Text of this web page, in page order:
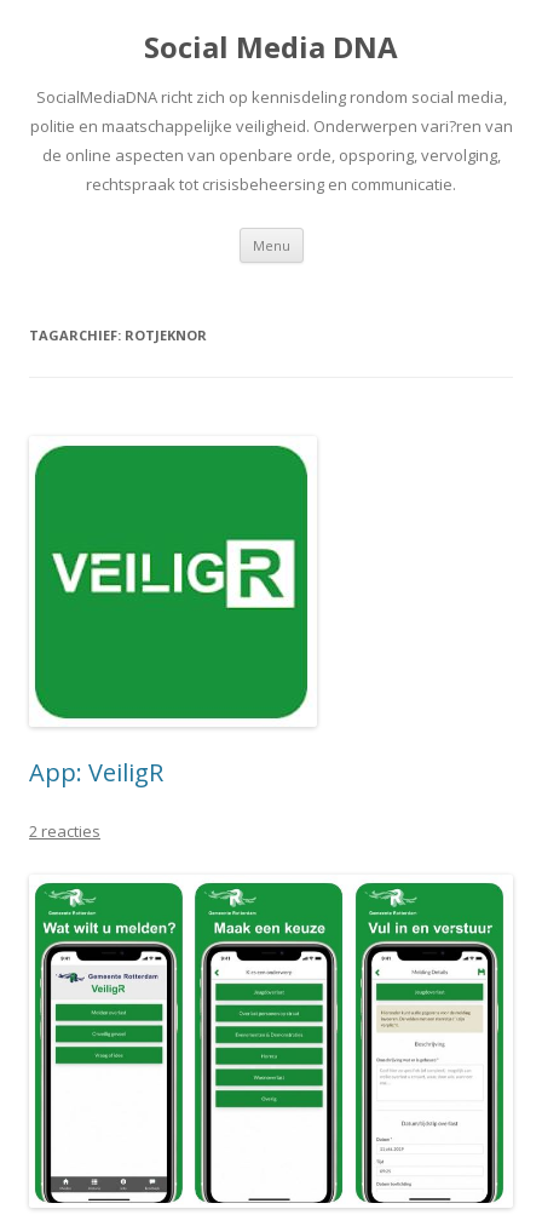
Social Media DNA
SocialMediaDNA richt zich op kennisdeling rondom social media,
politie en maatschappelijke veiligheid. Onderwerpen vari?ren van
de online aspecten van openbare orde, opsporing, vervolging,
rechtspraak tot crisisbeheersing en communicatie.
Menu Spring
inhoud
TAGARCHIEF: ROTJEKNOR
App: VeiligR
2 reacties